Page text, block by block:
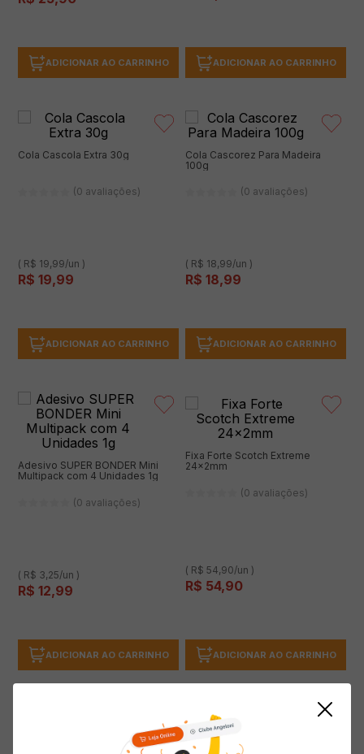
ADICIONAR AO CARRINHO ADICIONAR AO CARRINHO
Cola Cascola Extra 30g
(0 avaliações)
( R$ 19,99/un )
R$ 19,99
ADICIONAR AO CARRINHO
Cola Cascorez Para Madeira
100g
(0 avaliações)
( R$ 18,99/un )
R$ 18,99
ADICIONAR AO CARRINHO
Adesivo SUPER BONDER Mini
Multipack com 4 Unidades 1g
(0 avaliações)
( R$ 3,25/un )
R$ 12,99
ADICIONAR AO CARRINHO
Fixa Forte Scotch Extreme
24x2mm
(0 avaliações)
( R$ 54,90/un )
R$ 54,90
ADICIONAR AO CARRINHO